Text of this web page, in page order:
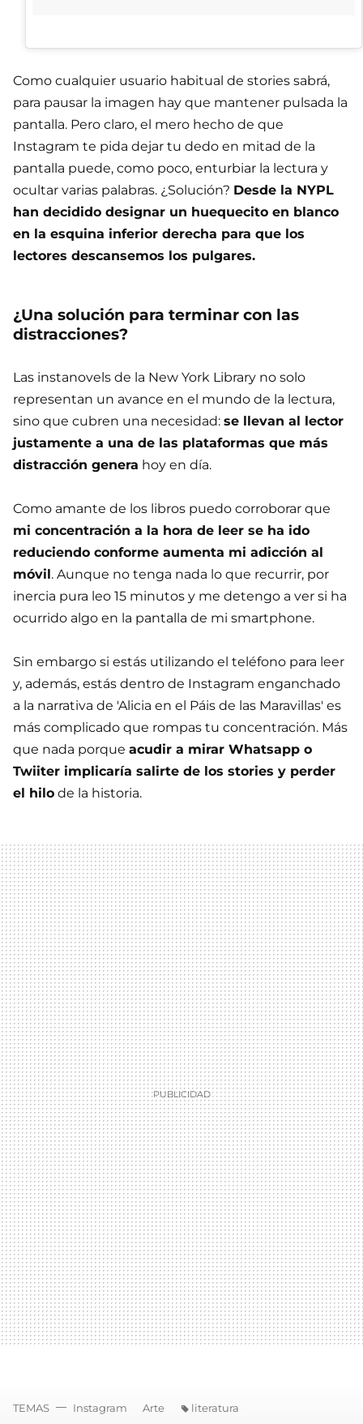
Como cualquier usuario habitual de stories sabrá,
para pausar la imagen hay que mantener pulsada la
pantalla. Pero claro, el mero hecho de que
Instagram te pida dejar tu dedo en mitad de la
pantalla puede, como poco, enturbiar la lectura y
ocultar varias palabras. ¿Solución? Desde la NYPL
han decidido designar un huequecito en blanco
en la esquina inferior derecha para que los
lectores descansemos los pulgares.
¿Una solución para terminar con las
distracciones?
Las instanovels de la New York Library no solo
representan un avance en el mundo de la lectura,
sino que cubren una necesidad: se llevan al lector
justamente a una de las plataformas que más
distracción genera hoy en día.
Como amante de los libros puedo corroborar que
mi concentración a la hora de leer se ha ido
reduciendo conforme aumenta mi adicción al
móvil. Aunque no tenga nada lo que recurrir, por
inercia pura leo 15 minutos y me detengo a ver si ha
ocurrido algo en la pantalla de mi smartphone.
Sin embargo si estás utilizando el teléfono para leer
y, además, estás dentro de Instagram enganchado
a la narrativa de 'Alicia en el Páis de las Maravillas' es
más complicado que rompas tu concentración. Más
que nada porque acudir a mirar Whatsapp o
Twiiter implicaría salirte de los stories y perder
el hilo de la historia.
TEMAS Instagram Arte literatura